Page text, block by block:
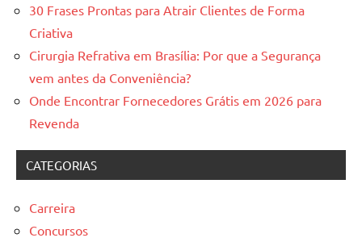
30 Frases Prontas para Atrair Clientes de Forma
Criativa
Cirurgia Refrativa em Brasília: Por que a Segurança
vem antes da Conveniência?
Onde Encontrar Fornecedores Grátis em 2026 para
Revenda
CATEGORIAS
Carreira
Concursos